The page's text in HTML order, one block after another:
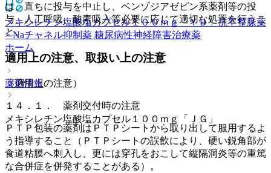
メキシレチン塩酸塩カプセル１００ｍｇ「ＹＤ」抗不整脈薬
> Naチャネル抑制薬 糖尿病性神経障害治療薬
ホーム
薬剤情報
メキシレチン塩酸塩カプセル１００ｍｇ「ＪＧ」
は、直ちに投与を中止し、ベンゾジアゼピン系薬剤等の投
与、人工呼吸、酸素吸入等必要に応じて適切な処置を行うこ
と。
適用上の注意、取扱い上の注意
（適用上の注意）
１４．１． 薬剤交付時の注意
ＰＴＰ包装の薬剤はＰＴＰシートから取り出して服用するよ
う指導すること（ＰＴＰシートの誤飲により、硬い鋭角部が
食道粘膜へ刺入し、更には穿孔をおこして縦隔洞炎等の重篤
な合併症を併発することがある）。